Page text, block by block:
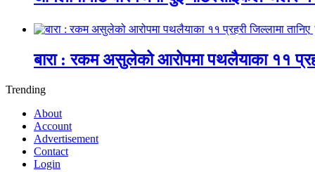
बारा : रकम असुलेको आरोपमा पथलैयाका ११
Trending
About
Account
Advertisement
Contact
Login